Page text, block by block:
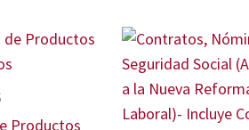
Productos